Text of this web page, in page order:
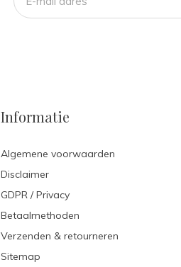
Informatie
Algemene voorwaarden
Disclaimer
GDPR / Privacy
Betaalmethoden
Verzenden & retourneren
Sitemap